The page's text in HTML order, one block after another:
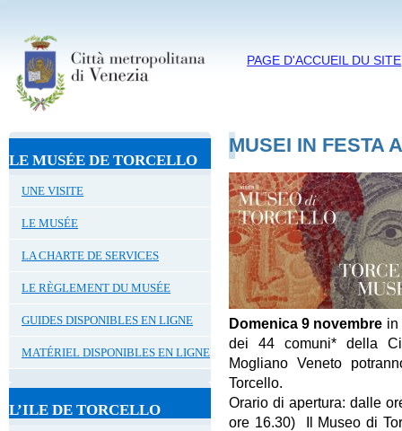
PAGE D'ACCUEIL DU SITE
LE MUSÉE DE TORCELLO
UNE VISITE
LE MUSÉE
LA CHARTE DE SERVICES
LE RÈGLEMENT DU MUSÉE
GUIDES DISPONIBLES EN LIGNE
MATÉRIEL DISPONIBLES EN LIGNE
L’ILE DE TORCELLO
MUSEI IN FESTA
Domenica 9 novembre in
dei 44 comuni* della
Mogliano Veneto
Torcello.
Orario di apertura: dalle
ore 16.30) Il Museo di